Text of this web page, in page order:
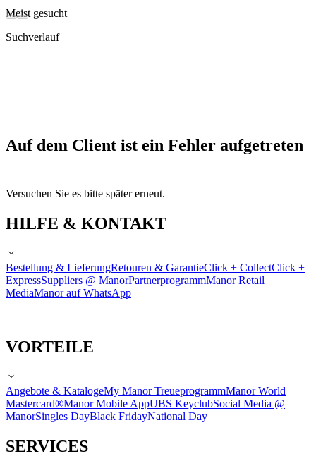
Meist gesucht
Suchverlauf
Auf dem Client ist ein Fehler aufgetreten
Versuchen Sie es bitte später erneut.
HILFE & KONTAKT
Bestellung & LieferungRetouren & GarantieClick + CollectClick +
ExpressSuppliers @ ManorPartnerprogrammManor Retail
MediaManor auf WhatsApp
VORTEILE
Angebote & KatalogeMy Manor TreueprogrammManor World
Mastercard®Manor Mobile AppUBS KeyclubSocial Media @
ManorSingles DayBlack FridayNational Day
SERVICES